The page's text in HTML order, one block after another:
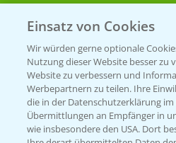
Beratung auf
T.+49 (0)174 346
KONTAKT
Hilfe in Notfällen
Einsatz von Cookies
Wir würden gerne optionale
Nutzung dieser Website besser zu
Website zu verbessern und
Werbepartnern zu teilen. Ihre
die in der Datenschutzerklärung
Übermittlungen an Empfänger in
wie insbesondere den USA. Dort